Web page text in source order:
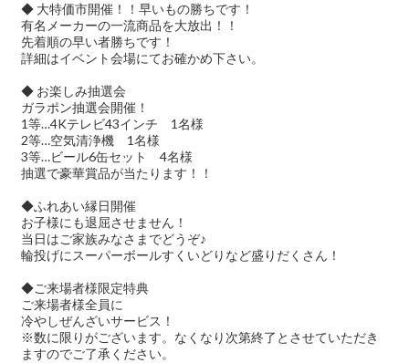
◆ 大特価市開催！！早いもの勝ちです！
有名メーカーの一流商品を大放出！！
先着順の早い者勝ちです！
詳細はイベント会場にてお確かめ下さい。
◆ お楽しみ抽選会
ガラポン抽選会開催！
1等…4Kテレビ43インチ 1名様
2等…空気清浄機 1名様
3等…ビール6缶セット 4名様
抽選で豪華賞品が当たります！！
◆ふれあい縁日開催
お子様にも退屈させません！
当日はご家族みなさまでどうぞ♪
輪投げにスーパーボールすくいどりなど盛りだくさん！
◆ご来場者様限定特典
ご来場者様全員に
冷やしぜんざいサービス！
※数に限りがございます。なくなり次第終了とさせていただき
ますのでご了承ください。